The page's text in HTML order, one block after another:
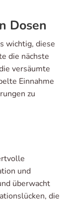
Dosen
wichtig, diese
die nächste
versäumte
Einnahme
zu
und
überwacht
die